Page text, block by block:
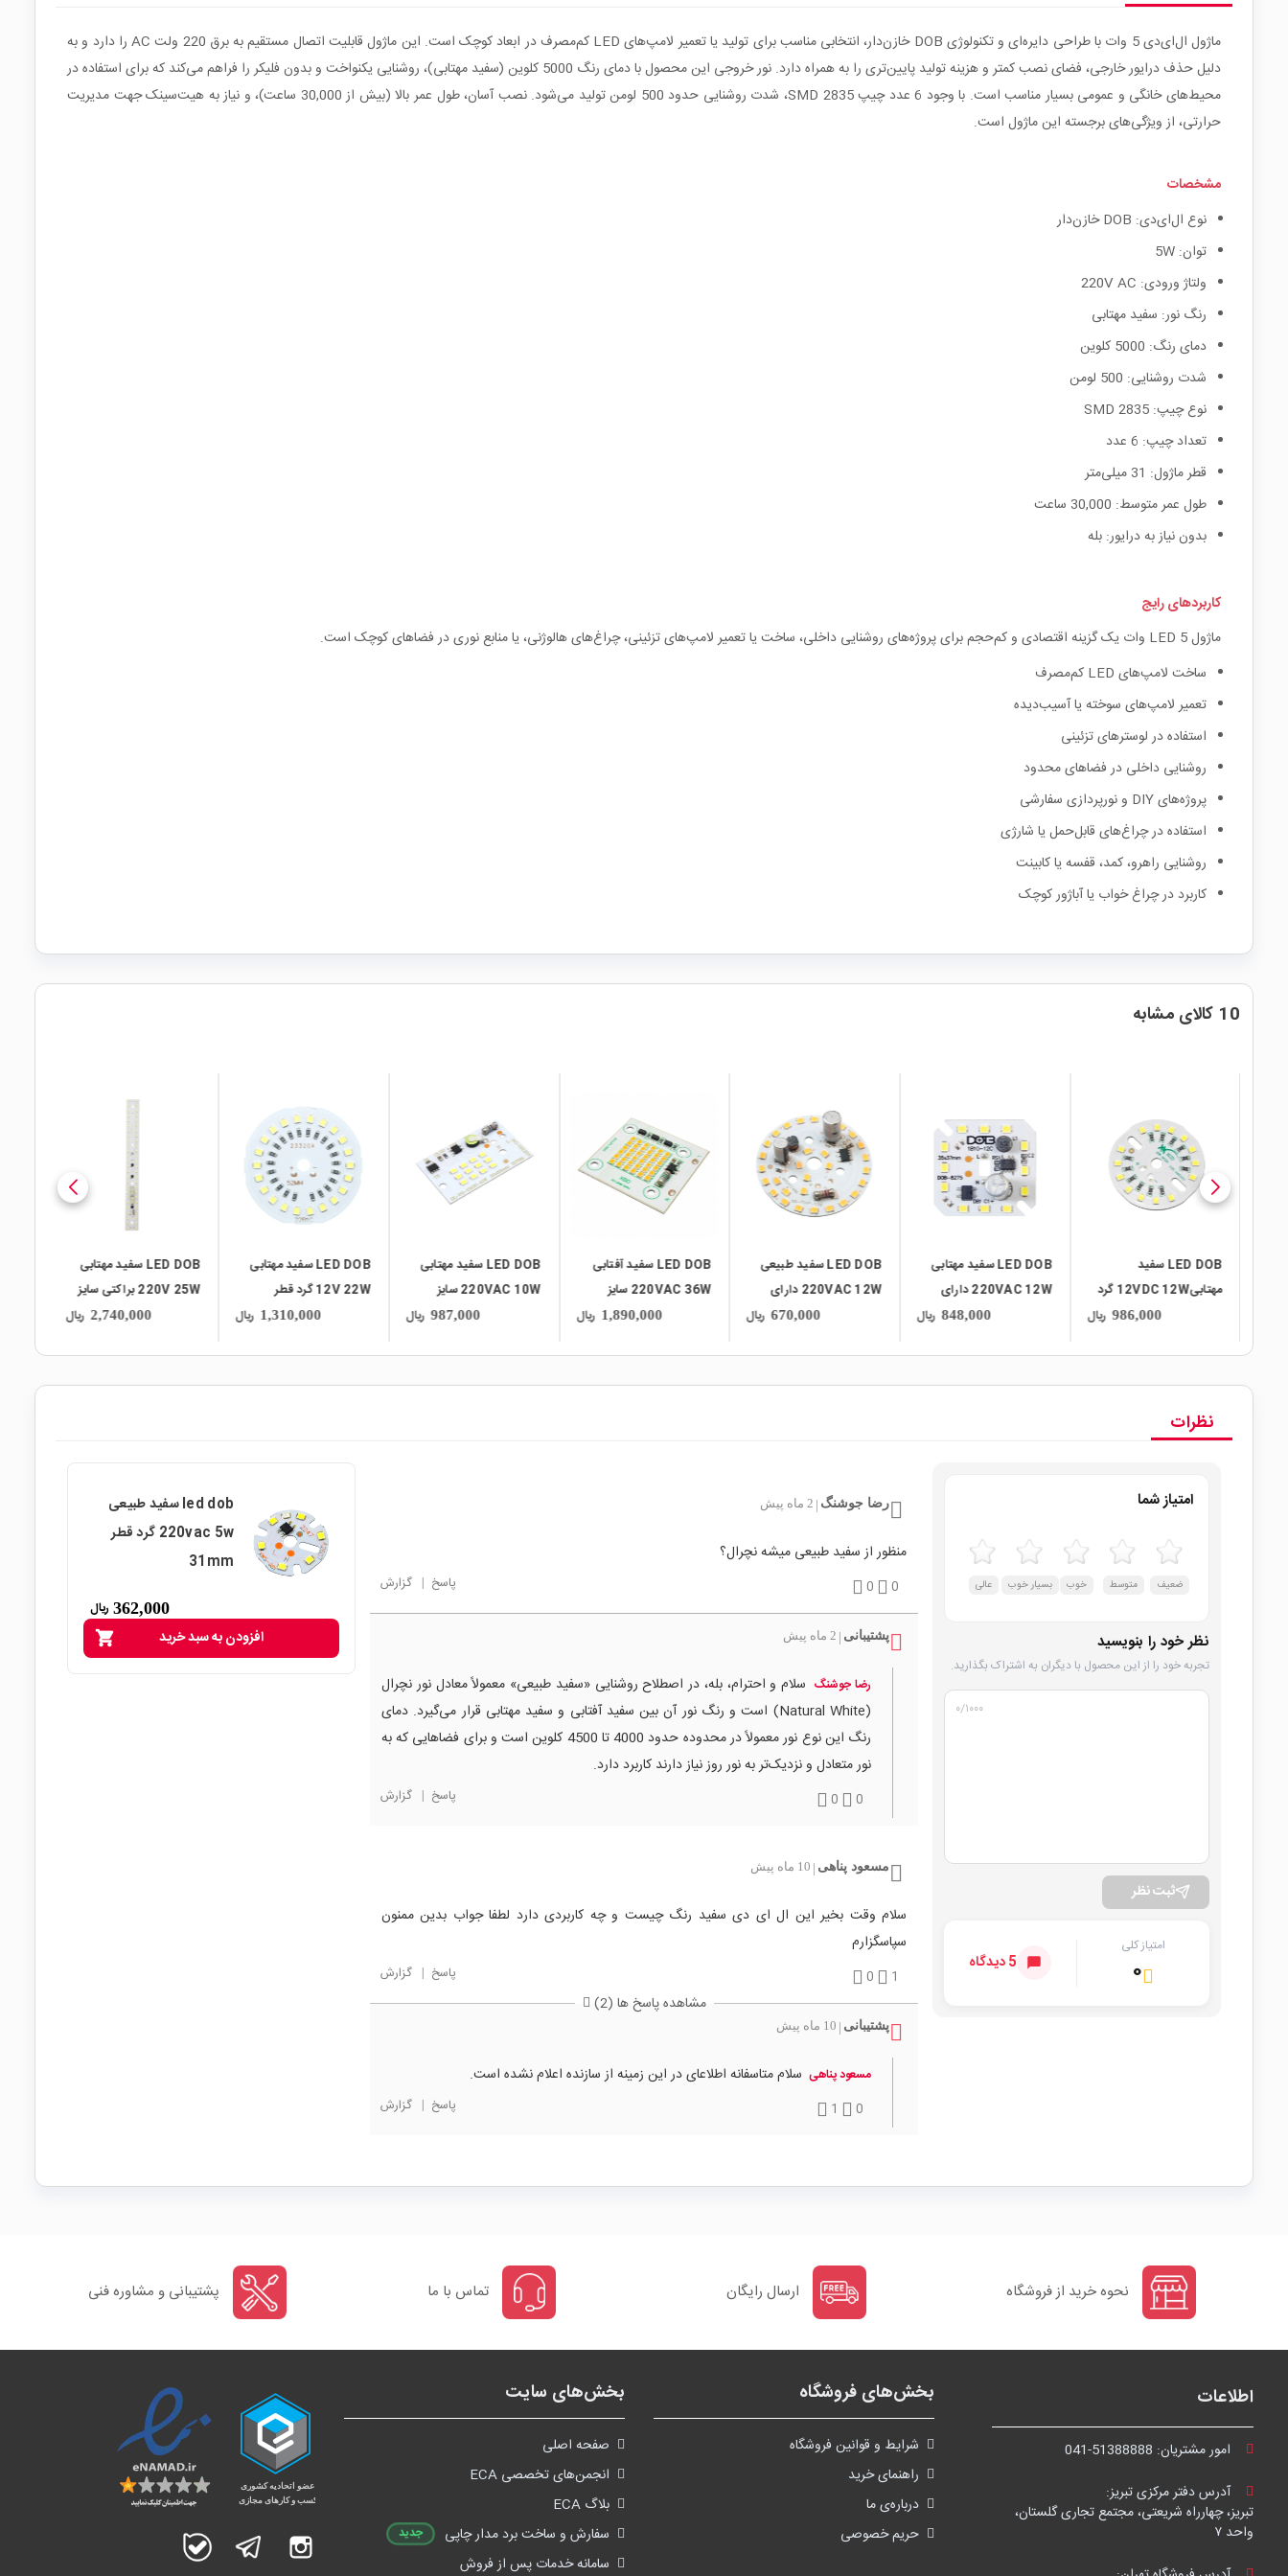
ماژول ال‌ای‌دی 5 وات با طراحی دایره‌ای و تکنولوژی DOB خازن‌دار، انتخابی مناسب برای تولید یا تعمیر لامپ‌های LED کم‌مصرف در ابعاد کوچک است. این ماژول قابلیت اتصال مستقیم به برق 220 ولت AC را دارد و به
دلیل حذف درایور خارجی، فضای نصب کمتر و هزینه تولید پایین‌تری را به همراه دارد. نور خروجی این محصول با دمای رنگ 5000 کلوین (سفید مهتابی)، روشنایی یکنواخت و بدون فلیکر را فراهم می‌کند که برای استفاده در
محیط‌های خانگی و عمومی بسیار مناسب است. با وجود 6 عدد چیپ SMD 2835، شدت روشنایی حدود 500 لومن تولید می‌شود. نصب آسان، طول عمر بالا (بیش از 30,000 ساعت)، و نیاز به هیت‌سینک جهت مدیریت
حرارتی، از ویژگی‌های برجسته این ماژول است.
مشخصات
نوع ال‌ای‌دی: DOB خازن‌دار
توان: 5W
ولتاژ ورودی: 220V AC
رنگ نور: سفید مهتابی
دمای رنگ: 5000 کلوین
شدت روشنایی: 500 لومن
نوع چیپ: SMD 2835
تعداد چیپ: 6 عدد
قطر ماژول: 31 میلی‌متر
طول عمر متوسط: 30,000 ساعت
بدون نیاز به درایور: بله
کاربردهای رایج
ماژول LED 5 وات یک گزینه اقتصادی و کم‌حجم برای پروژه‌های روشنایی داخلی، ساخت یا تعمیر لامپ‌های تزئینی، چراغ‌های هالوژنی، یا منابع نوری در فضاهای کوچک است.
ساخت لامپ‌های LED کم‌مصرف
تعمیر لامپ‌های سوخته یا آسیب‌دیده
استفاده در لوسترهای تزئینی
روشنایی داخلی در فضاهای محدود
پروژه‌های DIY و نورپردازی سفارشی
استفاده در چراغ‌های قابل‌حمل یا شارژی
روشنایی راهرو، کمد، قفسه یا کابینت
کاربرد در چراغ خواب یا آباژور کوچک
10 کالای مشابه
LED DOB سفید مهتابی
220VAC 12W دارای
مدار محافظتی Anti
848,000 ریال
LED DOB سفید طبیعی
220VAC 12W دارای
مدار محافظتی Anti
670,000 ریال
LED DOB سفید آفتابی
220VAC 36W سایز
50x50mm
1,890,000 ریال
LED DOB سفید مهتابی
220VAC 10W سایز
50x33mm دارای مدار
987,000 ریال
LED DOB سفید مهتابی
12V 22W گرد قطر
1,310,000 ریال
LED DOB سفید مهتابی
220V 25W براکتی سایز
29x3cm دارای مدار
2,740,000 ریال
LED DOB سفید مهتابی
12VDC 12W گرد قطر
998,000 ریال
نظرات
امتیاز شما
ضعیف متوسط خوب بسیار خوب عالی
نظر خود را بنویسید
تجربه خود را از این محصول با دیگران به اشتراک بگذارید.
۰/۱۰۰۰
ثبت نظر
امتیاز کلی
۰ 5 دیدگاه
رضا جوشنگ 2 ماه پیش
منظور از سفید طبیعی میشه نچرال؟
0
0 پاسخ | گزارش
پشتیبانی 2 ماه پیش
رضا جوشنگ سلام و احترام، بله، در اصطلاح روشنایی «سفید طبیعی» معمولاً معادل نور نچرال
(Natural White) است و رنگ نور آن بین سفید آفتابی و سفید مهتابی قرار می‌گیرد. دمای
رنگ این نوع نور معمولاً در محدوده حدود 4000 تا 4500 کلوین است و برای فضاهایی که به
نور متعادل و نزدیک‌تر به نور روز نیاز دارند کاربرد دارد.
0
0 پاسخ | گزارش
مسعود پناهی 10 ماه پیش
سلام وقت بخیر این ال ای دی سفید رنگ چیست و چه کاربردی دارد لطفا جواب بدین ممنون
سپاسگزارم
1
0 پاسخ | گزارش
مشاهده پاسخ ها (2)
پشتیبانی 10 ماه پیش
مسعود پناهی سلام متاسفانه اطلاعای در این زمینه از سازنده اعلام نشده است.
0
1 پاسخ | گزارش
led dob سفید طبیعی
220vac 5w گرد قطر
31mm
362,000 ریال
shopping_cart افزودن به سبد خرید
نحوه خرید از فروشگاه ارسال رایگان تماس با ما پشتیبانی و مشاوره فنی
اطلاعات
امور مشتریان: 041-51388888
آدرس دفتر مرکزی تبریز:
تبریز، چهارراه شریعتی، مجتمع تجاری گلستان،
واحد ۷
بخش‌های فروشگاه
شرايط و قوانین فروشگاه
راهنمای خرید
درباره‌ی ما
حریم خصوصی
بخش‌های سایت
صفحه اصلی
انجمن‌های تخصصی ECA
بلاگ ECA
سفارش و ساخت برد مدار چاپی
جدید
سامانه خدمات پس از فروش
اینستاگرام تلگرام